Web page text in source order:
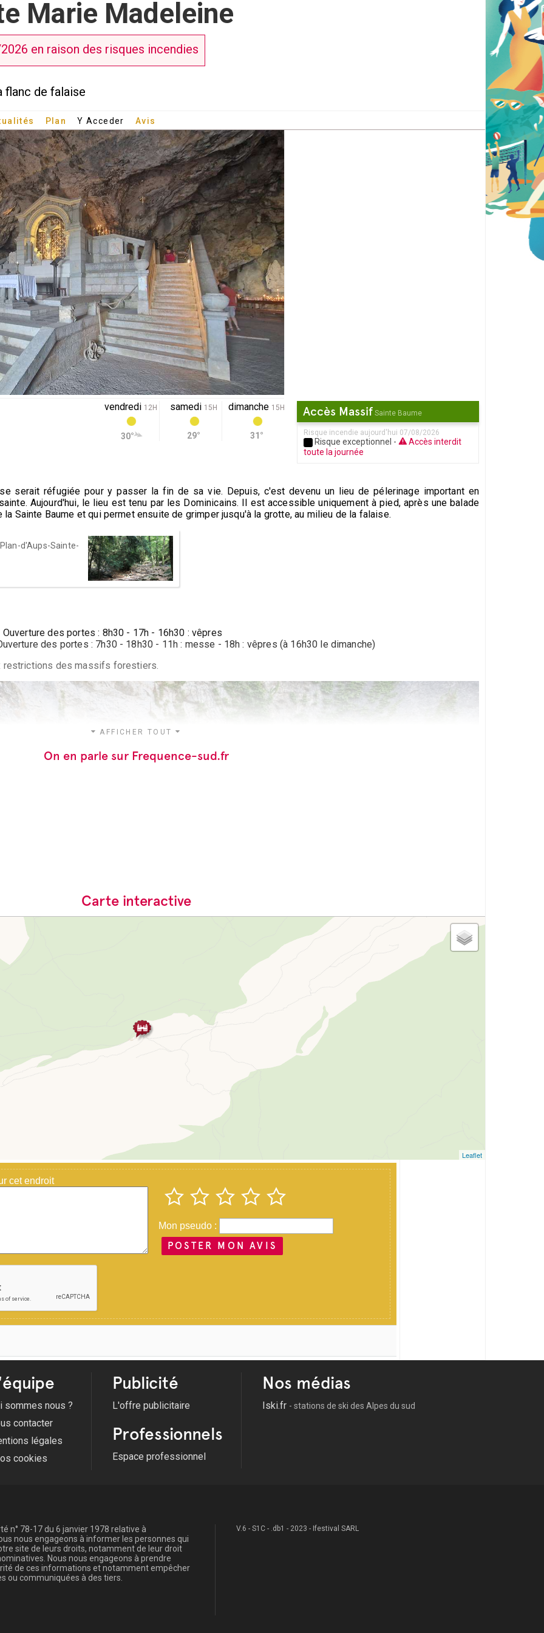
Marie Madeleine
en raison des risques incendies
flanc de falaise
Plan Y Acceder Avis
vendredi 12H
30°
samedi 15H
29°
dimanche 15H
31°
Accès Massif Sainte Baume
Risque incendie aujourd'hui 07/08/2026
Risque exceptionnel -
Accès interdit
toute la journée
serait réfugiée pour y passer la fin de sa vie. Depuis, c'est devenu un lieu de pélerinage important en
Aujourd'hui, le lieu est tenu par les Dominicains. Il est accessible uniquement à pied, après une balade
Sainte Baume et qui permet ensuite de grimper jusqu'à la grotte, au milieu de la falaise.
Plan-d'Aups-Sainte-
des portes : 8h30 - 17h - 16h30 : vêpres
des portes : 7h30 - 18h30 - 11h : messe - 18h : vêpres (à 16h30 le dimanche)
restrictions des massifs forestiers.
Vue de l'extérieur
dernière mise à jour: 26/08/2024
AFFICHER TOUT
On en parle sur Frequence-sud.fr
Carte interactive
Leaflet
cet endroit
Mon pseudo :
POSTER MON AVIS
sommes nous ?
contacter
légales
cookies
Publicité
L'offre publicitaire
Professionnels
Espace professionnel
Nos médias
Iski.fr - stations de ski des Alpes du sud
n° 78-17 du 6 janvier 1978 relative à
nous engageons à informer les personnes qui
site de leurs droits, notamment de leur droit
Nous nous engageons à prendre
de ces informations et notamment empêcher
ou communiquées à des tiers.
V.6 - S1C - .db1 - 2023 - Ifestival SARL